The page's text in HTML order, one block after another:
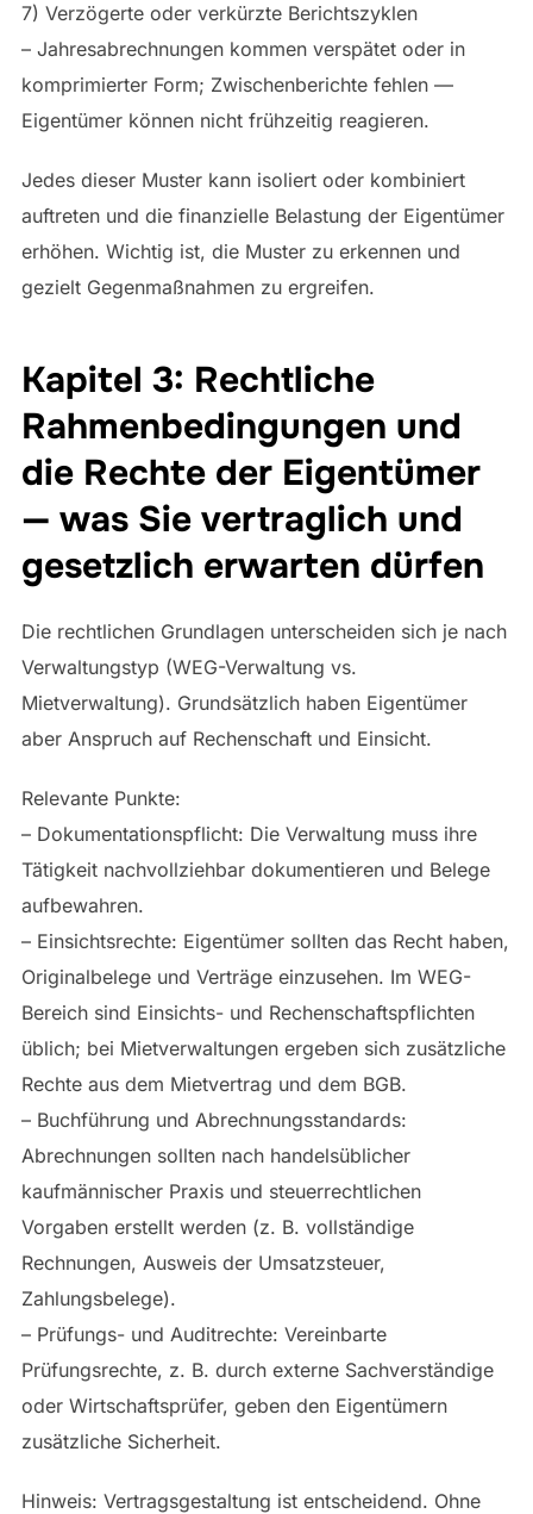
7) Verzögerte oder verkürzte Berichtszyklen
– Jahresabrechnungen kommen verspätet oder in
komprimierter Form; Zwischenberichte fehlen —
Eigentümer können nicht frühzeitig reagieren.
Jedes dieser Muster kann isoliert oder kombiniert
auftreten und die finanzielle Belastung der Eigentümer
erhöhen. Wichtig ist, die Muster zu erkennen und
gezielt Gegenmaßnahmen zu ergreifen.
Kapitel 3: Rechtliche
Rahmenbedingungen und
die Rechte der Eigentümer
— was Sie vertraglich und
gesetzlich erwarten dürfen
Die rechtlichen Grundlagen unterscheiden sich je nach
Verwaltungstyp (WEG-Verwaltung vs.
Mietverwaltung). Grundsätzlich haben Eigentümer
aber Anspruch auf Rechenschaft und Einsicht.
Relevante Punkte:
– Dokumentationspflicht: Die Verwaltung muss ihre
Tätigkeit nachvollziehbar dokumentieren und Belege
aufbewahren.
– Einsichtsrechte: Eigentümer sollten das Recht haben,
Originalbelege und Verträge einzusehen. Im WEG-
Bereich sind Einsichts- und Rechenschaftspflichten
üblich; bei Mietverwaltungen ergeben sich zusätzliche
Rechte aus dem Mietvertrag und dem BGB.
– Buchführung und Abrechnungsstandards:
Abrechnungen sollten nach handelsüblicher
kaufmännischer Praxis und steuerrechtlichen
Vorgaben erstellt werden (z. B. vollständige
Rechnungen, Ausweis der Umsatzsteuer,
Zahlungsbelege).
– Prüfungs- und Auditrechte: Vereinbarte
Prüfungsrechte, z. B. durch externe Sachverständige
oder Wirtschaftsprüfer, geben den Eigentümern
zusätzliche Sicherheit.
Hinweis: Vertragsgestaltung ist entscheidend. Ohne